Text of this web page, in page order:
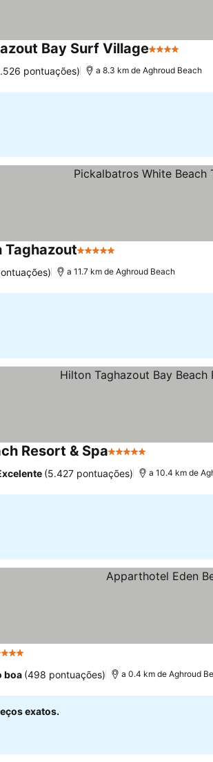
Bay Surf Village4 Estrelas
pontuações) a 8.3 km de Aghroud Beach
Taghazout5 Estrelas
a 11.7 km de Aghroud Beach
Resort & Spa5 Estrelas
(5.427 pontuações) a 10.4 km de
boa (498 pontuações) a 0.4 km de Aghroud
exatos.